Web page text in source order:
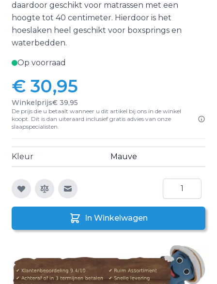
daardoor geschikt voor matrassen met een
hoogte tot 40 centimeter. Hierdoor is het
hoeslaken heel geschikt voor boxsprings en
waterbedden.
Op voorraad
€ 30,95
Winkelprijs€ 39,95
De prijs die u betaalt wanneer u dit artikel bij ons in de winkel
koopt. Dit is dan uiteraard inclusief gratis advies van onze
slaapspecialisten.
Kleur Mauve
E-mail naar een vriend
Aantal
In Winkelwagen